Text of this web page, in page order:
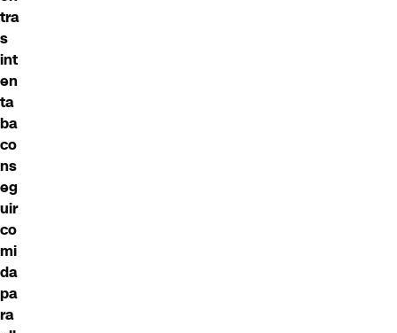
tra
s
int
en
ta
ba
co
ns
eg
uir
co
mi
da
pa
ra